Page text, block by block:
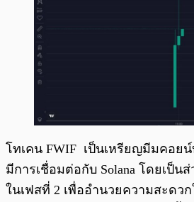
โทเคน FWIF เป็นเหรียญมีมคอย
มีการเชื่อมต่อกับ Solana โดยเป็น
ในเฟสที่ 2 เพื่ออำนวยความสะดว